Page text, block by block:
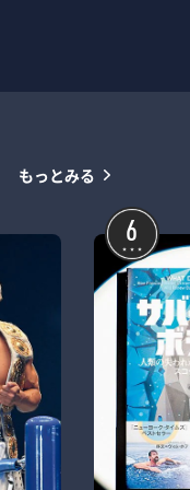
もっとみる
6